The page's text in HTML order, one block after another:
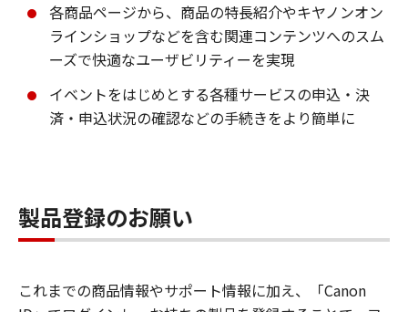
各商品ページから、商品の特長紹介やキヤノンオン
ラインショップなどを含む関連コンテンツへのスム
ーズで快適なユーザビリティーを実現
イベントをはじめとする各種サービスの申込・決
済・申込状況の確認などの手続きをより簡単に
製品登録のお願い
これまでの商品情報やサポート情報に加え、「Canon